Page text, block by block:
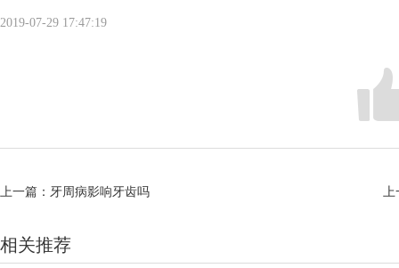
2019-07-29 17:47:19
上一篇： 牙周病影响牙齿吗 上
相关推荐